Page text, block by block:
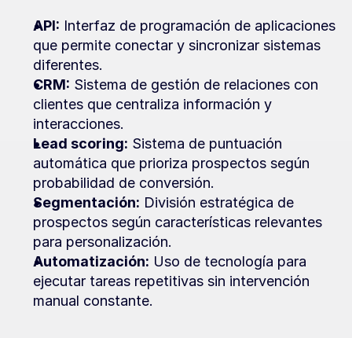
API: Interfaz de programación de aplicaciones
que permite conectar y sincronizar sistemas
diferentes.
CRM: Sistema de gestión de relaciones con
clientes que centraliza información y
interacciones.
Lead scoring: Sistema de puntuación
automática que prioriza prospectos según
probabilidad de conversión.
Segmentación: División estratégica de
prospectos según características relevantes
para personalización.
Automatización: Uso de tecnología para
ejecutar tareas repetitivas sin intervención
manual constante.